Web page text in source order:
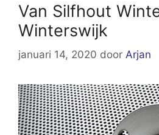
Van Silfhout
Winterswijk
januari 14, 2020 door Arjan